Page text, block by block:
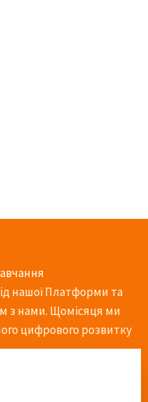
нашої Платформи та
з нами. Щомісяця ми
цифрового розвитку